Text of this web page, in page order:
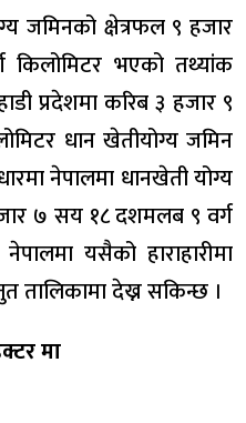
जमिनको क्षेत्रफल ९ हजार
भएको तथ्यांक
प्रदेशमा करिब ३ हजार ९
धान खेतीयोग्य जमिन
नेपालमा धानखेती योग्य
७ सय १८ दशमलब ९ वर्ग
यसैको हाराहारीमा
तालिकामा देख्न सकिन्छ ।
मा